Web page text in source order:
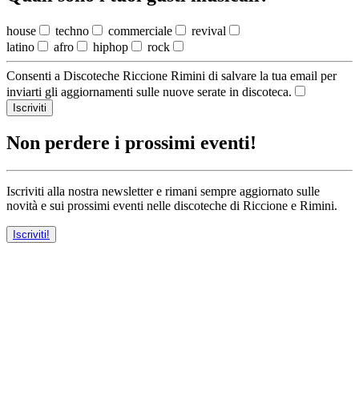
house techno commerciale
revival
latino
afro hiphop rock
Consenti a Discoteche Riccione Rimini di salvare la tua email per
inviarti gli aggiornamenti sulle nuove serate in discoteca.
Iscriviti
Non perdere i prossimi eventi!
Iscriviti alla nostra newsletter e rimani sempre aggiornato sulle
novità e sui prossimi eventi nelle discoteche di Riccione e Rimini.
Iscriviti!